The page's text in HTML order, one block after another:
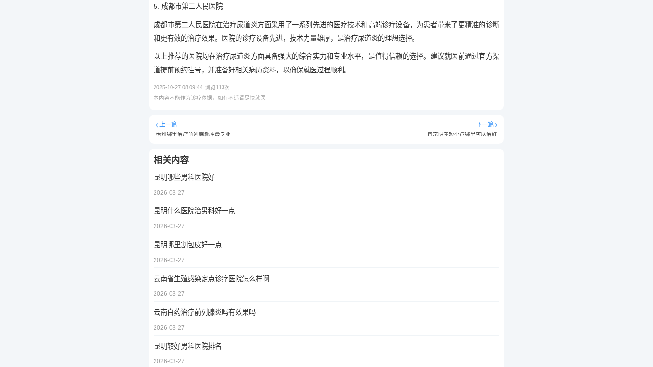
5. 成都市第二人民医院
成都市第二人民医院在治疗尿道炎方面采用了一系列先进的医疗技术和高端诊疗设备，为患者带来了更精准的诊断
和更有效的治疗效果。医院的诊疗设备先进，技术力量雄厚，是治疗尿道炎的理想选择。
以上推荐的医院均在治疗尿道炎方面具备强大的综合实力和专业水平，是值得信赖的选择。建议就医前通过官方渠
道提前预约挂号，并准备好相关病历资料，以确保就医过程顺利。
2025-10-27 08:09:44 浏览113次
本内容不能作为诊疗依据，如有不适请尽快就医
上一篇
梧州哪里治疗前列腺囊肿最专业
下一篇
南京阴茎短小症哪里可以治好
相关内容
昆明哪些男科医院好
2026-03-27
昆明什么医院治男科好一点
2026-03-27
昆明哪里割包皮好一点
2026-03-27
云南省生殖感染定点诊疗医院怎么样啊
2026-03-27
云南白药治疗前列腺炎吗有效果吗
2026-03-27
昆明较好男科医院排名
2026-03-27